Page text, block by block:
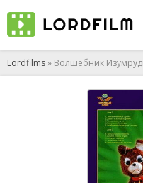
Lordfilms» Волшебник